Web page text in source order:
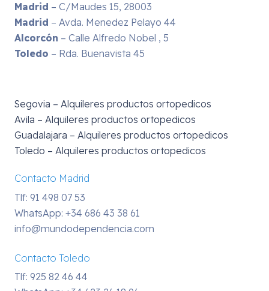
Madrid – C/Maudes 15, 28003
Madrid – Avda. Menedez Pelayo 44
Alcorcón – Calle Alfredo Nobel , 5
Toledo – Rda. Buenavista 45
Segovia – Alquileres productos ortopedicos
Avila – Alquileres productos ortopedicos
Guadalajara – Alquileres productos ortopedicos
Toledo – Alquileres productos ortopedicos
Contacto Madrid
Tlf: 91 498 07 53
WhatsApp: +34 686 43 38 61
info@mundodependencia.com
Contacto Toledo
Tlf: 925 82 46 44